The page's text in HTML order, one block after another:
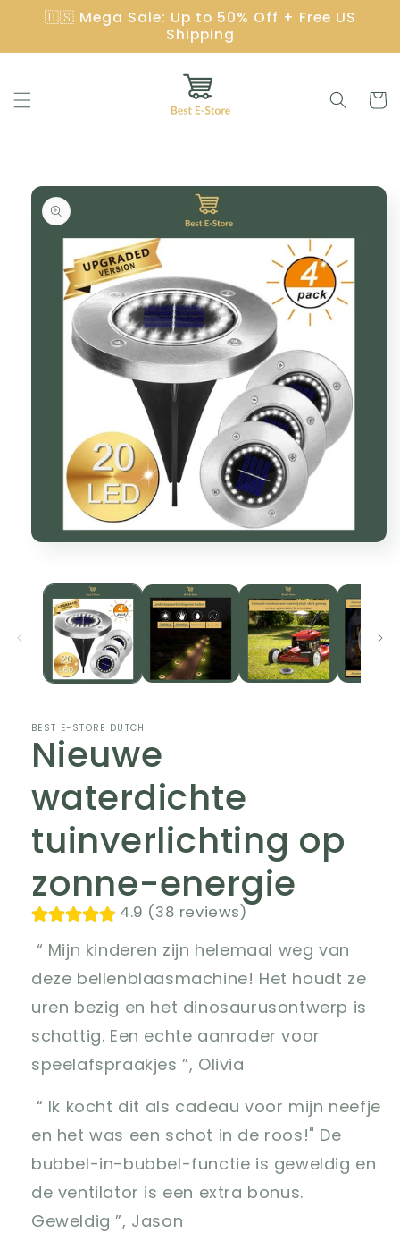
Skip to
content
🇺🇸 Mega Sale: Up to 50% Off + Free US
Shipping
Cart
Skip to
product
information
modal
BEST E-STORE DUTCH
Nieuwe
waterdichte
tuinverlichting op
zonne-energie
4.9 (38 reviews)
“ Mijn kinderen zijn helemaal weg van
deze bellenblaasmachine! Het houdt ze
uren bezig en het dinosaurusontwerp is
schattig. Een echte aanrader voor
speelafspraakjes ”, Olivia
“ Ik kocht dit als cadeau voor mijn neefje
en het was een schot in de roos!" De
bubbel-in-bubbel-functie is geweldig en
de ventilator is een extra bonus.
Geweldig ”, Jason